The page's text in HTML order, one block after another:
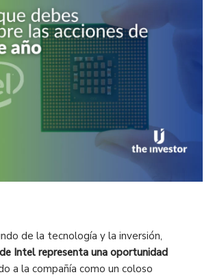
de la tecnología y la inversión,
Intel representa una oportunidad
a la compañía como un coloso